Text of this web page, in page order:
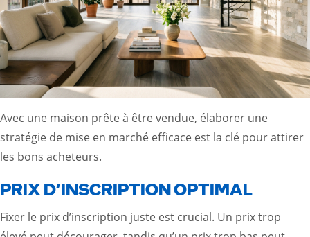
Avec une maison prête à être vendue, élaborer une
stratégie de mise en marché efficace est la clé pour attirer
les bons acheteurs.
PRIX D’INSCRIPTION OPTIMAL
Fixer le prix d’inscription juste est crucial. Un prix trop